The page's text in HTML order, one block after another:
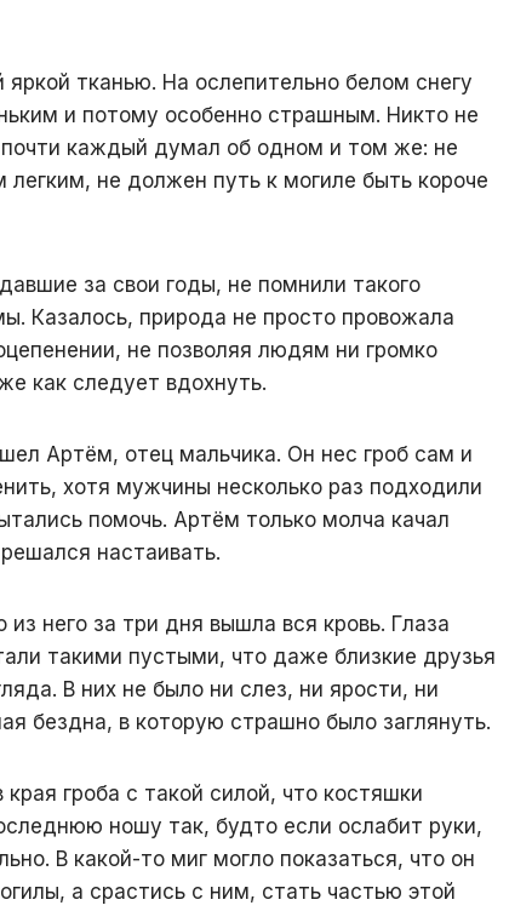
яркой тканью. На ослепительно белом снегу
и потому особенно страшным. Никто не
почти каждый думал об одном и том же: не
не должен путь к могиле быть короче
за свои годы, не помнили такого
Казалось, природа не просто провожала
не позволяя людям ни громко
как следует вдохнуть.
Артём, отец мальчика. Он нес гроб сам и
хотя мужчины несколько раз подходили
помочь. Артём только молча качал
настаивать.
него за три дня вышла вся кровь. Глаза
такими пустыми, что даже близкие друзья
В них не было ни слез, ни ярости, ни
бездна, в которую страшно было заглянуть.
гроба с такой силой, что костяшки
ношу так, будто если ослабит руки,
В какой-то миг могло показаться, что он
а срастись с ним, стать частью этой